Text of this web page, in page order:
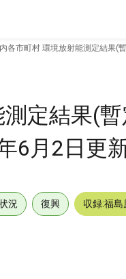
各市町村 環境放射能測定結果(
定結果(
6月2日更
況 復興 収録:福